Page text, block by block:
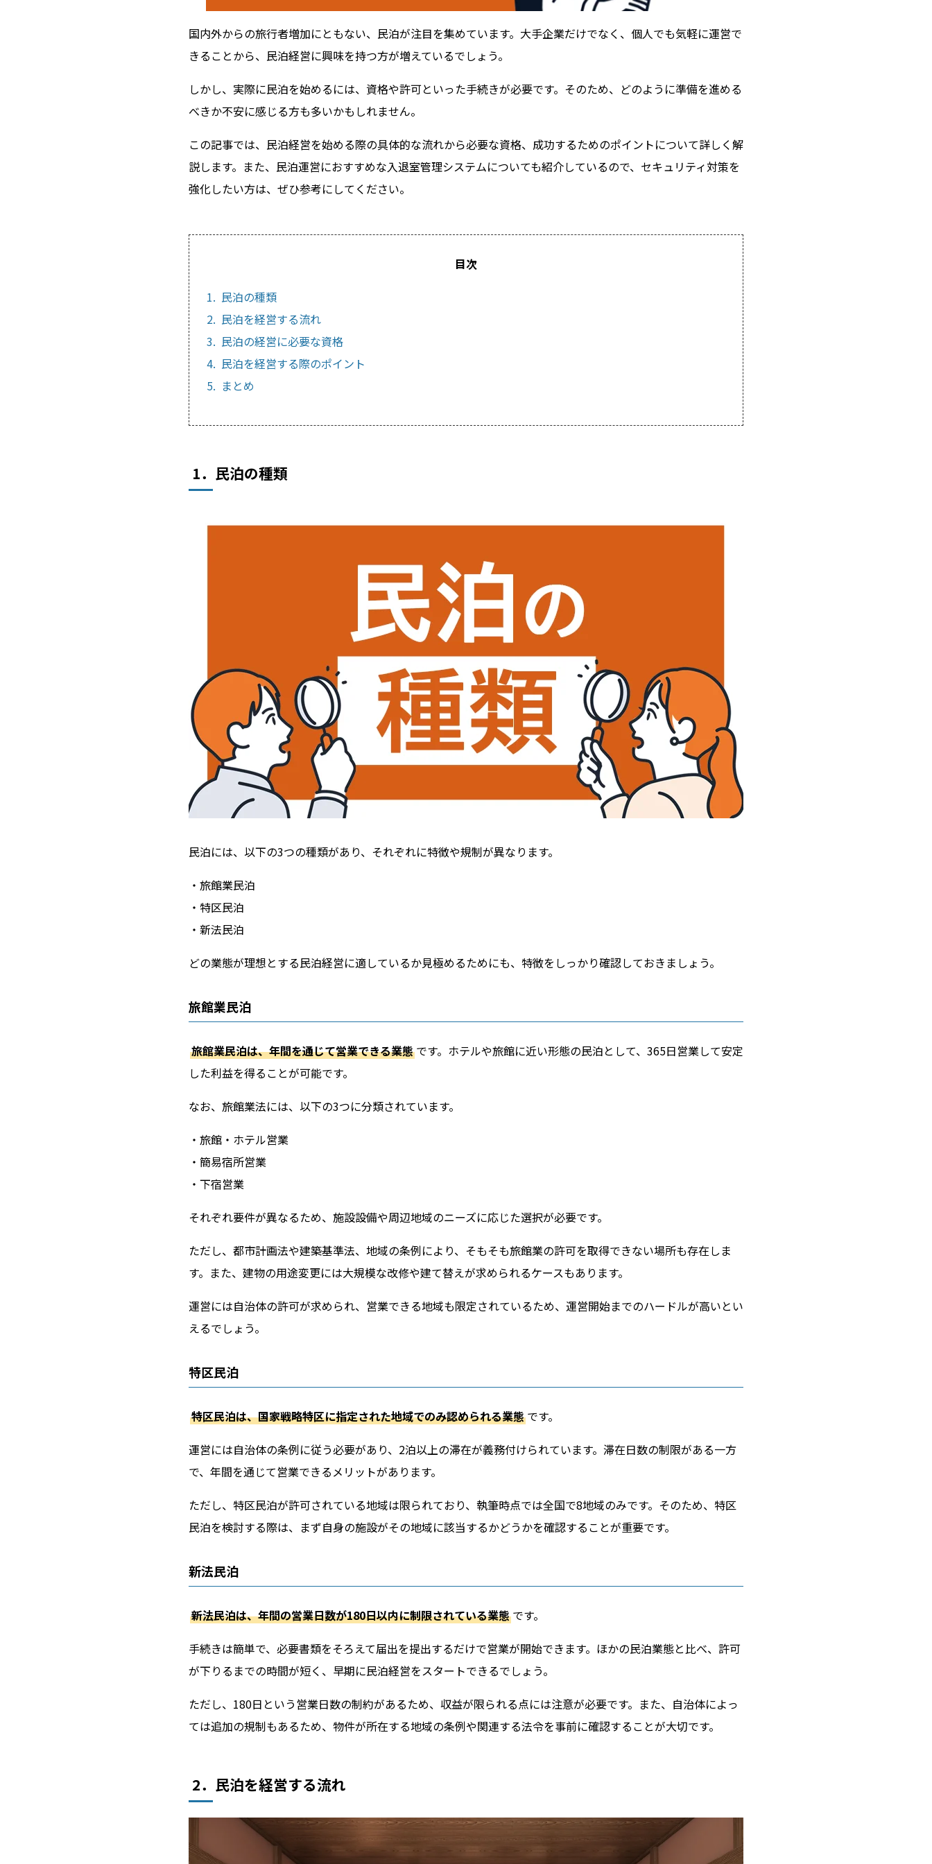
国内外からの旅行者増加にともない、民泊が注目を集めています。大手企業だけでなく、個人でも気軽に運営で
きることから、民泊経営に興味を持つ方が増えているでしょう。
しかし、実際に民泊を始めるには、資格や許可といった手続きが必要です。そのため、どのように準備を進める
べきか不安に感じる方も多いかもしれません。
この記事では、民泊経営を始める際の具体的な流れから必要な資格、成功するためのポイントについて詳しく解
説します。また、民泊運営におすすめな入退室管理システムについても紹介しているので、セキュリティ対策を
強化したい方は、ぜひ参考にしてください。
目次
1. 民泊の種類
2. 民泊を経営する流れ
3. 民泊の経営に必要な資格
4. 民泊を経営する際のポイント
5. まとめ
1．民泊の種類
民泊には、以下の3つの種類があり、それぞれに特徴や規制が異なります。
・旅館業民泊
・特区民泊
・新法民泊
どの業態が理想とする民泊経営に適しているか見極めるためにも、特徴をしっかり確認しておきましょう。
旅館業民泊
旅館業民泊は、年間を通じて営業できる業態 です。ホテルや旅館に近い形態の民泊として、365日営業して安定
した利益を得ることが可能です。
なお、旅館業法には、以下の3つに分類されています。
・旅館・ホテル営業
・簡易宿所営業
・下宿営業
それぞれ要件が異なるため、施設設備や周辺地域のニーズに応じた選択が必要です。
ただし、都市計画法や建築基準法、地域の条例により、そもそも旅館業の許可を取得できない場所も存在しま
す。また、建物の用途変更には大規模な改修や建て替えが求められるケースもあります。
運営には自治体の許可が求められ、営業できる地域も限定されているため、運営開始までのハードルが高いとい
えるでしょう。
特区民泊
特区民泊は、国家戦略特区に指定された地域でのみ認められる業態 です。
運営には自治体の条例に従う必要があり、2泊以上の滞在が義務付けられています。滞在日数の制限がある一方
で、年間を通じて営業できるメリットがあります。
ただし、特区民泊が許可されている地域は限られており、執筆時点では全国で8地域のみです。そのため、特区
民泊を検討する際は、まず自身の施設がその地域に該当するかどうかを確認することが重要です。
新法民泊
新法民泊は、年間の営業日数が180日以内に制限されている業態 です。
手続きは簡単で、必要書類をそろえて届出を提出するだけで営業が開始できます。ほかの民泊業態と比べ、許可
が下りるまでの時間が短く、早期に民泊経営をスタートできるでしょう。
ただし、180日という営業日数の制約があるため、収益が限られる点には注意が必要です。また、自治体によっ
ては追加の規制もあるため、物件が所在する地域の条例や関連する法令を事前に確認することが大切です。
2．民泊を経営する流れ